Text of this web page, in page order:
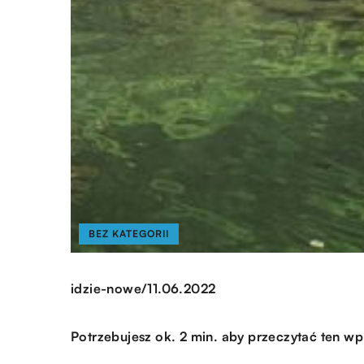
BEZ KATEGORII
idzie-nowe/11.06.2022
Potrzebujesz ok. 2 min. aby przeczytać ten